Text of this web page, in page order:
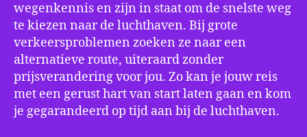
wegenkennis en zijn in staat om de snelste weg
te kiezen naar de luchthaven. Bij grote
verkeersproblemen zoeken ze naar een
alternatieve route, uiteraard zonder
prijsverandering voor jou. Zo kan je jouw reis
met een gerust hart van start laten gaan en kom
je gegarandeerd op tijd aan bij de luchthaven.